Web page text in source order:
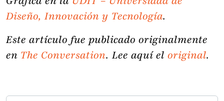
Diseño, Innovación y Tecnología.
Este artículo fue publicado originalmente
en The Conversation. Lee aquí el original.